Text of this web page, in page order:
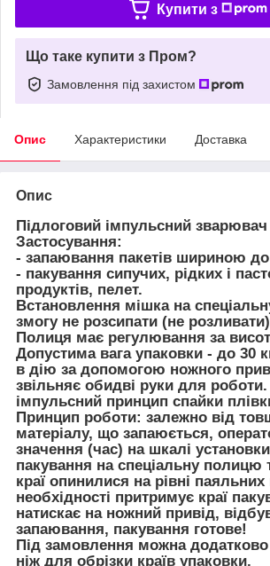
Купити з
Що таке купити з Пром?
Замовлення під захистом
Опис Характеристики Доставка
Опис
Підлоговий імпульсний
Застосування:
- запаювання пакетів шириною
- пакування сипучих, рідких і
продуктів, пелет.
Встановлення мішка на
змогу не розсипати (не
Полиця має регулювання за
Допустима вага упаковки - до 30
в дію за допомогою ножного
звільняє обидві руки для
імпульсний принцип спайки
Принцип роботи: залежно від
матеріалу, що запаюється,
значення (час) на шкалі
пакування на спеціальну полицю
краї опинилися на рівні паяльних
необхідності притримує краї
натискає на ножний привід,
запаювання, пакування готове!
Під замовлення можна додатково
ніж для обрізки країв упаковки.